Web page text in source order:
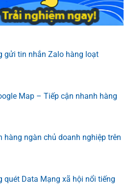
gửi tin nhắn Zalo hàng loạt
Map – Tiếp cận nhanh hàng
hàng ngàn chủ doanh nghiệp trên
quét Data Mạng xã hội nổi tiếng